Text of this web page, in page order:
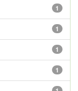
1
1
1
1